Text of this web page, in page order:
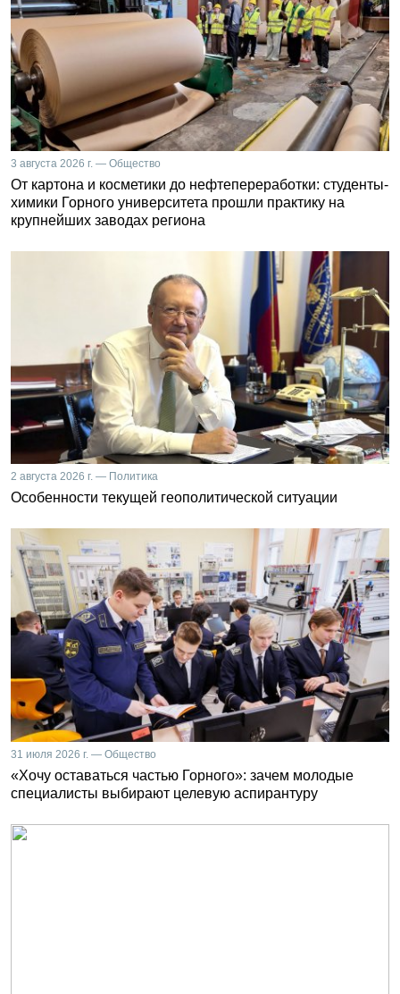
3 августа 2026 г. — Общество
От картона и косметики до нефтепереработки: студенты-
химики Горного университета прошли практику на
крупнейших заводах региона
2 августа 2026 г. — Политика
Особенности текущей геополитической ситуации
31 июля 2026 г. — Общество
«Хочу оставаться частью Горного»: зачем молодые
специалисты выбирают целевую аспирантуру